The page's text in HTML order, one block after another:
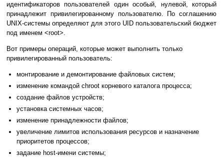
идентификаторов пользователей один особый, нулевой, который
принадлежит привилегированному пользователю. По соглашению
UNIX-системы определяют для этого UID пользовательский бюджет
под именем <root>.
Вот примеры операций, которые может выполнить только
привилегированный пользователь:
монтирование и демонтирование файловых систем;
изменение командой chroot корневого каталога процесса;
создание файлов устройств;
установка системных часов;
изменение принадлежности файлов;
увеличение лимитов использования ресурсов и назначение
приоритетов процессов;
задание host-имени системы;